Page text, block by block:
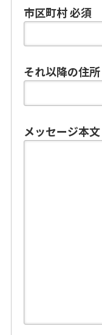
市区町村必須
それ以降の住所
メッセージ本文